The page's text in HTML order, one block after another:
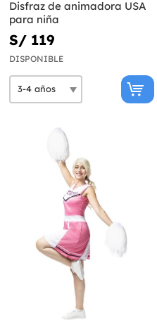
Disfraz de animadora USA
para niña
S/ 119
DISPONIBLE